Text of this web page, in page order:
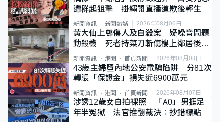
遭群起狙擊 掛繩開直播道歉後輕生
新聞資訊 新聞熱話 2026年08月06日
黃大仙上邨傷人及自殺案 疑噪音問題
動殺機 死者持菜刀斬傷樓上鄰居後墮
新聞資訊 港聞 首頁新聞 2026年08月08日
43歲主婦墮內地公安電騙陷阱 分81次
轉賬「保證金」損失近6900萬元
新聞資訊 港聞 首頁新聞 2026年08月07日
涉誘12歲女自拍祼照 「A0」男捱足
年半冤獄 法官推翻裁決：抄錯標點